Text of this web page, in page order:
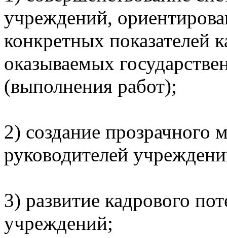
учреждений,
конкретных показателей
оказываемых
(выполнения работ);
2) создание прозрачного
руководителей
3) развитие кадрового
учреждений;